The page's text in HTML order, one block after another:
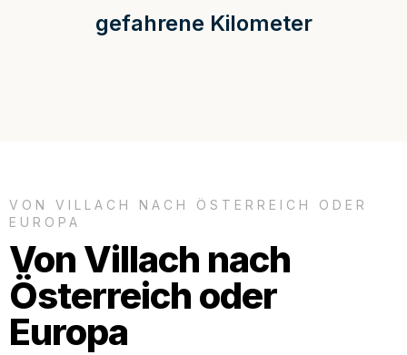
gefahrene Kilometer
VON VILLACH NACH ÖSTERREICH ODER
EUROPA
Von Villach nach
Österreich oder
Europa